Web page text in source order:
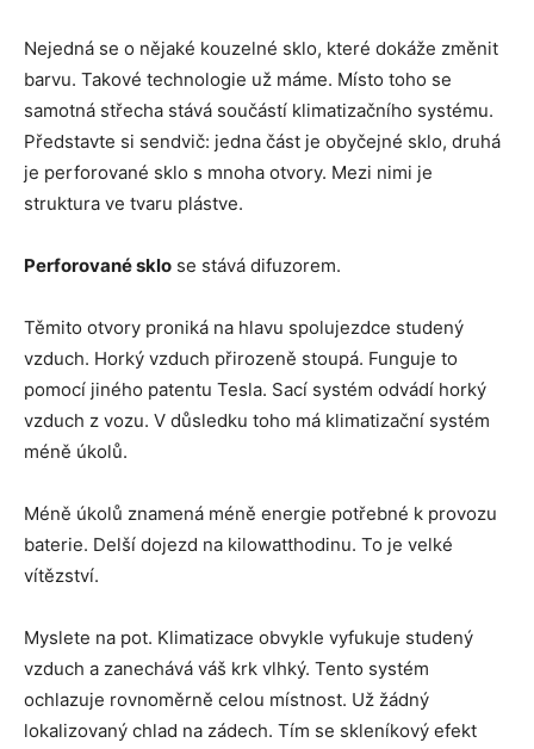
Nejedná se o nějaké kouzelné sklo, které dokáže změnit
barvu. Takové technologie už máme. Místo toho se
samotná střecha stává součástí klimatizačního systému.
Představte si sendvič: jedna část je obyčejné sklo, druhá
je perforované sklo s mnoha otvory. Mezi nimi je
struktura ve tvaru plástve.
Perforované sklo se stává difuzorem.
Těmito otvory proniká na hlavu spolujezdce studený
vzduch. Horký vzduch přirozeně stoupá. Funguje to
pomocí jiného patentu Tesla. Sací systém odvádí horký
vzduch z vozu. V důsledku toho má klimatizační systém
méně úkolů.
Méně úkolů znamená méně energie potřebné k provozu
baterie. Delší dojezd na kilowatthodinu. To je velké
vítězství.
Myslete na pot. Klimatizace obvykle vyfukuje studený
vzduch a zanechává váš krk vlhký. Tento systém
ochlazuje rovnoměrně celou místnost. Už žádný
lokalizovaný chlad na zádech. Tím se skleníkový efekt